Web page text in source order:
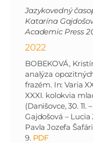
Jazykovedný
Katarína
Academic Press
2022
BOBEKOVÁ,
analýza
frazém. In: Varia
XXXI. kolokvia
(Danišovce, 30. 11.
Gajdošová –
Pavla Jozefa
9. PDF